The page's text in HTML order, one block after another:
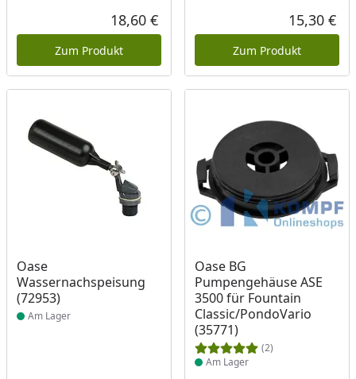
Aktueller Preis
18,60 €
Zum Produkt
15,30 €
Zum Produkt
Oase
Wassernachspeisung
(72953)
Produkt am Lager
Am Lager
Oase BG
Pumpengehäuse ASE
3500 für Fountain
Classic/PondoVario
(35771)
(2)
Produkt am Lager
Am Lager